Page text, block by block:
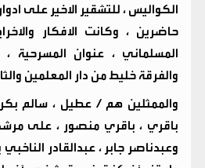
الكواليس ، للتشقير الاخير على
حاضرين ، وكانت الافكار
المسلماني ، عنوان
والفرقة خليط من دار المعلمين
والممثلين هم / عطيل ، سالم
باقري ، باقري منصور ، على
وعبدناصر جابر ، عبدالقادر